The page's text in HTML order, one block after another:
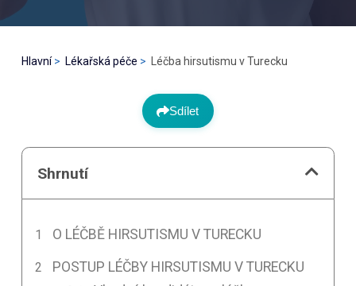
Hlavní Lékařská péče Léčba hirsutismu v Turecku
Sdílet
Shrnutí
O LÉČBĚ HIRSUTISMU V TURECKU
POSTUP LÉČBY HIRSUTISMU V TURECKU